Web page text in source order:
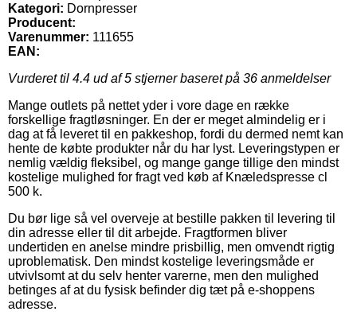
Kategori: Dornpresser
Producent:
Varenummer: 111655
EAN:
Vurderet til 4.4 ud af 5 stjerner baseret på 36 anmeldelser
Mange outlets på nettet yder i vore dage en række
forskellige fragtløsninger. En der er meget almindelig er i
dag at få leveret til en pakkeshop, fordi du dermed nemt kan
hente de købte produkter når du har lyst. Leveringstypen er
nemlig vældig fleksibel, og mange gange tillige den mindst
kostelige mulighed for fragt ved køb af Knæledspresse cl
500 k.
Du bør lige så vel overveje at bestille pakken til levering til
din adresse eller til dit arbejde. Fragtformen bliver
undertiden en anelse mindre prisbillig, men omvendt rigtig
uproblematisk. Den mindst kostelige leveringsmåde er
utvivlsomt at du selv henter varerne, men den mulighed
betinges af at du fysisk befinder dig tæt på e-shoppens
adresse.